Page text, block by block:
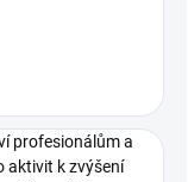
profesionálům a
aktivit k zvýšení